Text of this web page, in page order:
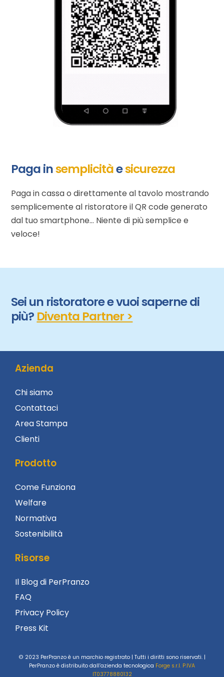
Paga insemplicitàesicurezza
Paga in cassa o direttamente al tavolo mostrando
semplicemente al ristoratore il QR code generato
dal tuo smartphone… Niente di più semplice e
veloce!
Sei un ristoratore e vuoi saperne di
più? Diventa Partner >
Azienda
Chi siamo
Contattaci
Area Stampa
Clienti
Prodotto
Come Funziona
Welfare
Normativa
Sostenibilità
Risorse
Il Blog di PerPranzo
FAQ
Privacy Policy
Press Kit
© 2023 PerPranzo è un marchio registrato | Tutti i diritti sono riservati. |
PerPranzo è distribuito dall’azienda tecnologica Forge s.r.l. P.IVA
IT03778880132